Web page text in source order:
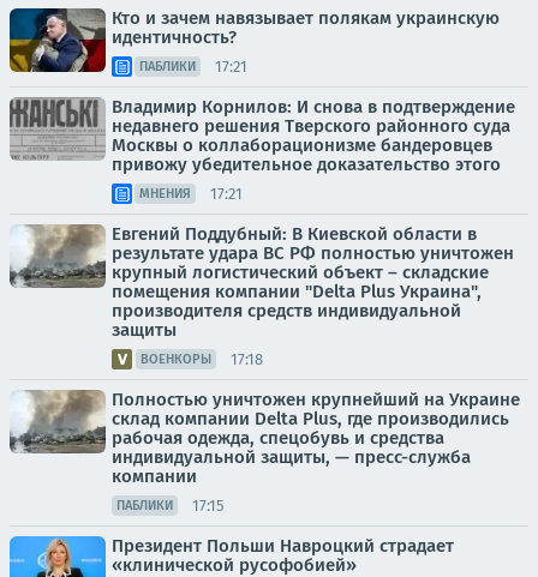
Кто и зачем навязывает полякам украинскую
идентичность?
ПАБЛИКИ 17:21
Владимир Корнилов: И снова в подтверждение
недавнего решения Тверского районного суда
Москвы о коллаборационизме бандеровцев
привожу убедительное доказательство этого
МНЕНИЯ 17:21
Евгений Поддубный: В Киевской области в
результате удара ВС РФ полностью уничтожен
крупный логистический объект – складские
помещения компании "Delta Plus Украина",
производителя средств индивидуальной
защиты
ВОЕНКОРЫ 17:18
Полностью уничтожен крупнейший на Украине
склад компании Delta Plus, где производились
рабочая одежда, спецобувь и средства
индивидуальной защиты, — пресс-служба
компании
ПАБЛИКИ 17:15
Президент Польши Навроцкий страдает
«клинической русофобией»